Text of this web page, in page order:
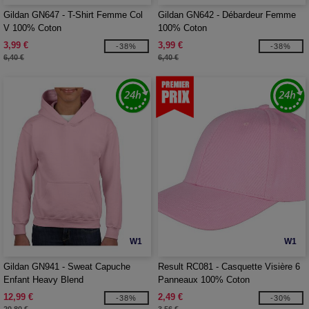
Gildan GN647 - T-Shirt Femme Col
V 100% Coton
3,99 €
6,40 €
-38%
Gildan GN642 - Débardeur Femme
100% Coton
3,99 €
6,40 €
-38%
W1
Gildan GN941 - Sweat Capuche
Enfant Heavy Blend
12,99 €
-38%
W1
Result RC081 - Casquette Visière 6
Panneaux 100% Coton
2,49 €
-30%